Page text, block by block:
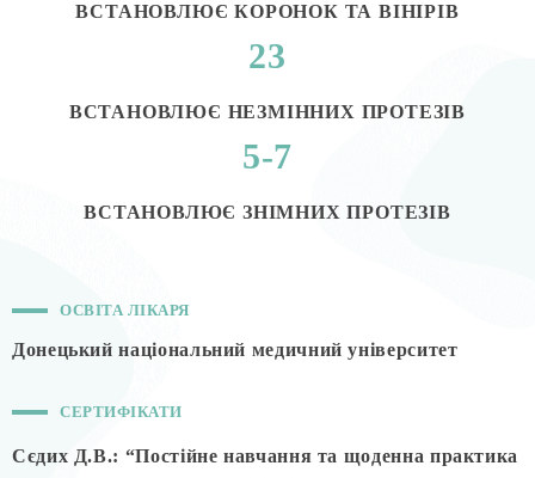
ВСТАНОВЛЮЄ КОРОНОК ТА ВІНІРІВ
23
ВСТАНОВЛЮЄ НЕЗМІННИХ ПРОТЕЗІВ
5-7
ВСТАНОВЛЮЄ ЗНІМНИХ ПРОТЕЗІВ
ОСВІТА ЛІКАРЯ
Донецький національний медичний університет
СЕРТИФІКАТИ
Сєдих Д.В.: “Постійне навчання та щоденна практика